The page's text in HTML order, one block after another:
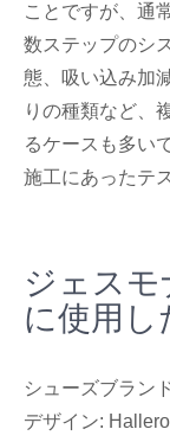
ことですが、通
数ステップのシ
態、吸い込み加
りの種類など、
るケースも多い
施工にあったテ
ジェスモ
に使用し
シューズブラン
デザイン: